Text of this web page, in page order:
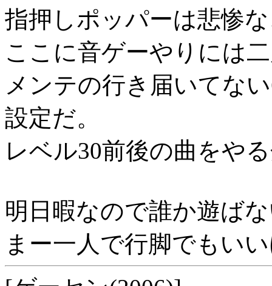
指押しポッパーは悲惨
ここに音ゲーやりには
メンテの行き届いてな
設定だ。
レベル30前後の曲をや
明日暇なので誰か遊ば
まー一人で行脚でもい